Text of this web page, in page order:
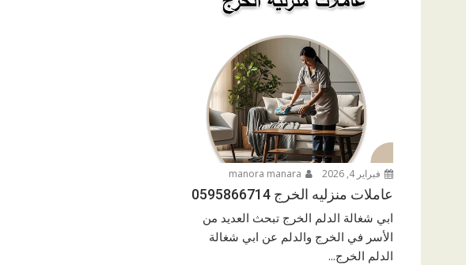
فبراير 4, 2026
عاملات منزليه الخرج 0595866714
ابي شغالة الدلم الخرج تبحث العديد من
الأسر في الخرج والدلم عن ابي شغالة
الدلم الخرج...